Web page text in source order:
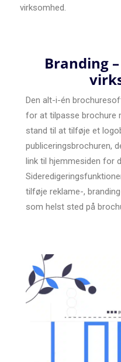
virksomhed.
Branding
Den alt-i-én
for at tilpasse brochure
stand til at tilføje et
publiceringsbrochuren,
link til hjemmesiden for
tilføje reklame-,
som helst sted på